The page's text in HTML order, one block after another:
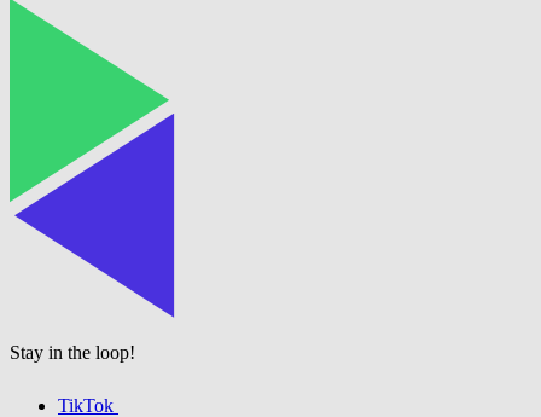
Stay in the loop!
TikTok